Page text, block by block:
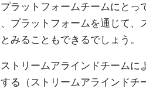
ラットフォームチームにとっ
、プラットフォームを通じて
みることもできるでしょう。
トリームアラインドチームに
する（ストリームアラインド